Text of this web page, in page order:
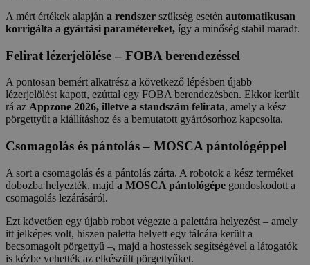
A mért értékek alapján a rendszer szükség esetén automatikusan
korrigálta a gyártási paramétereket, így a minőség stabil maradt.
Felirat lézerjelölése – FOBA berendezéssel
A pontosan bemért alkatrész a következő lépésben újabb
lézerjelölést kapott, ezúttal egy FOBA berendezésben. Ekkor került
rá az Appzone 2026, illetve a standszám felirata, amely a kész
pörgettyűt a kiállításhoz és a bemutatott gyártósorhoz kapcsolta.
Csomagolás és pántolás – MOSCA pántológéppel
A sort a csomagolás és a pántolás zárta. A robotok a kész terméket
dobozba helyezték, majd a MOSCA pántológépe gondoskodott a
csomagolás lezárásáról.
Ezt követően egy újabb robot végezte a palettára helyezést – amely
itt jelképes volt, hiszen paletta helyett egy tálcára került a
becsomagolt pörgettyű –, majd a hostessek segítségével a látogatók
is kézbe vehették az elkészült pörgettyűket.